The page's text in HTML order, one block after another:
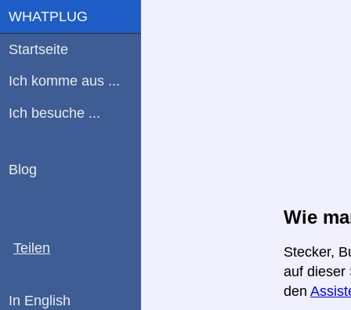
Wie
Stecker,
auf dieser
den
WHATPLUG
Startseite
Ich komme aus ...
Ich besuche ...
Blog
Teilen
In English